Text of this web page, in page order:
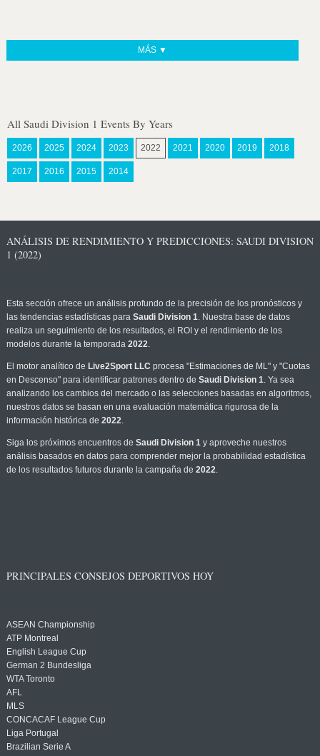
MÁS ▼
All Saudi Division 1 Events By Years
2026 2025 2024 2023 2022 2021 2020 2019 2018
2017 2016 2015 2014
ANÁLISIS DE RENDIMIENTO Y PREDICCIONES: SAUDI DIVISION
1 (2022)
Esta sección ofrece un análisis profundo de la precisión de los pronósticos y
las tendencias estadísticas para Saudi Division 1. Nuestra base de datos
realiza un seguimiento de los resultados, el ROI y el rendimiento de los
modelos durante la temporada 2022.
El motor analítico de Live2Sport LLC procesa "Estimaciones de ML" y "Cuotas
en Descenso" para identificar patrones dentro de Saudi Division 1. Ya sea
analizando los cambios del mercado o las selecciones basadas en algoritmos,
nuestros datos se basan en una evaluación matemática rigurosa de la
información histórica de 2022.
Siga los próximos encuentros de Saudi Division 1y aproveche nuestros
análisis basados en datos para comprender mejor la probabilidad estadística
de los resultados futuros durante la campaña de 2022.
PRINCIPALES CONSEJOS DEPORTIVOS HOY
ASEAN Championship
ATP Montreal
English League Cup
German 2 Bundesliga
WTA Toronto
AFL
MLS
CONCACAF League Cup
Liga Portugal
Brazilian Serie A